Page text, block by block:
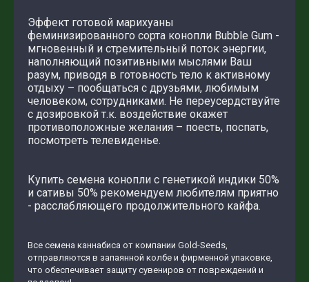
Эффект готовой марихуаны
феминизированного сорта конопли Bubble Gum -
мгновенный и стремительный поток энергии,
наполняющий позитивными мыслями Ваш
разум, приводя в готовность тело к активному
отдыху – пообщаться с друзьями, любимым
человеком, сотрудниками. Не переусердствуйте
с дозировкой т.к. воздействие окажет
противоположные желания – поесть, поспать,
посмотреть телевиденье.
Купить семена конопли с генетикой индики 50%
и сативы 50% рекомендуем любителям приятно
- расслабляющего продолжительного кайфа.
Все семена каннабиса от компании Gold-Seeds,
отправляются в запаянной колбе и фирменной упаковке,
что обеспечивает защиту сувениров от повреждений и